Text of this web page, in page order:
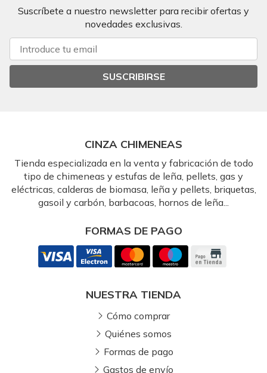
Suscríbete a nuestro newsletter para recibir ofertas y
novedades exclusivas.
SUSCRIBIRSE
CINZA CHIMENEAS
Tienda especializada en la venta y fabricación de todo
tipo de chimeneas y estufas de leña, pellets, gas y
eléctricas, calderas de biomasa, leña y pellets, briquetas,
gasoil y carbón, barbacoas, hornos de leña...
FORMAS DE PAGO
NUESTRA TIENDA
Cómo comprar
Quiénes somos
Formas de pago
Gastos de envío